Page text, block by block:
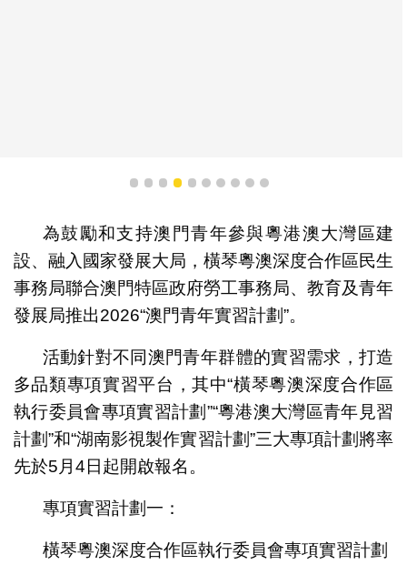
1 2 3 4 5 6 7 8 9 10
為鼓勵和支持澳門青年參與粵港澳大灣區建
設、融入國家發展大局，橫琴粵澳深度合作區民生
事務局聯合澳門特區政府勞工事務局、教育及青年
發展局推出2026“澳門青年實習計劃”。
活動針對不同澳門青年群體的實習需求，打造
多品類專項實習平台，其中“橫琴粵澳深度合作區
執行委員會專項實習計劃”“粵港澳大灣區青年見習
計劃”和“湖南影視製作實習計劃”三大專項計劃將率
先於5月4日起開啟報名。
專項實習計劃一：
橫琴粵澳深度合作區執行委員會專項實習計劃